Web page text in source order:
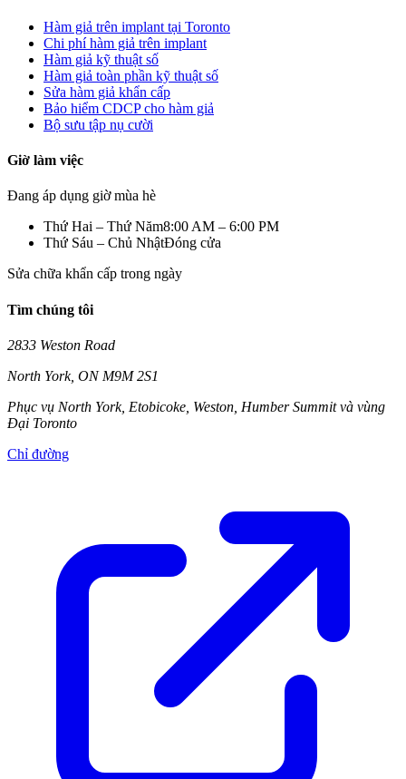
Hàm giả trên implant tại Toronto
Chi phí hàm giả trên implant
Hàm giả kỹ thuật số
Hàm giả toàn phần kỹ thuật số
Sửa hàm giả khẩn cấp
Bảo hiểm CDCP cho hàm giả
Bộ sưu tập nụ cười
Giờ làm việc
Đang áp dụng giờ mùa hè
Thứ Hai – Thứ Năm8:00 AM – 6:00 PM
Thứ Sáu – Chủ NhậtĐóng cửa
Sửa chữa khẩn cấp trong ngày
Tìm chúng tôi
2833 Weston Road
North York, ON M9M 2S1
Phục vụ North York, Etobicoke, Weston, Humber Summit và vùng
Đại Toronto
Chỉ đường